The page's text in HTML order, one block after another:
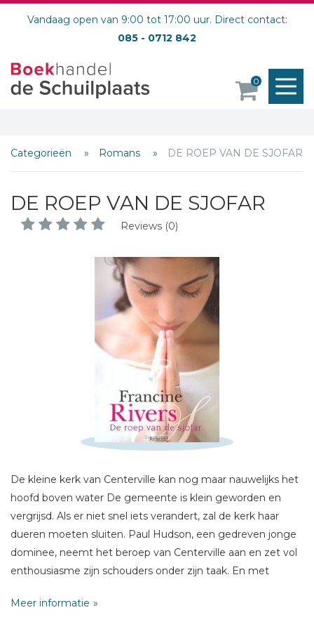
Vandaag open van 9:00 tot 17:00 uur. Direct contact:
085 - 0712 842
0
Categorieën Romans DE ROEP VAN DE SJOFAR
DE ROEP VAN DE SJOFAR
Reviews (0)
De kleine kerk van Centerville kan nog maar nauwelijks het
hoofd boven water De gemeente is klein geworden en
vergrijsd. Als er niet snel iets verandert, zal de kerk haar
dueren moeten sluiten. Paul Hudson, een gedreven jonge
dominee, neemt het beroep van Centerville aan en zet vol
enthousiasme zijn schouders onder zijn taak. En met
en vernieuwende diensten trekken steeds meer mensen.
Meer informatie
Schrijf hieronder je review!
E-mail *
Titel *
Bericht *